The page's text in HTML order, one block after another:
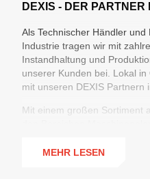
DEXIS - DER PARTNER
Als Technischer Händler
Industrie tragen wir mit
Instandhaltung und
unserer Kunden bei. Lokal
mit unseren DEXIS Partnern
Mit einem großen Sortiment
Werkzeugen und Chemisch-
MEHR LESEN